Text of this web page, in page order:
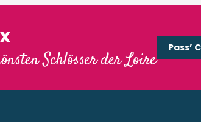
Schlösser der Loire
Pass’